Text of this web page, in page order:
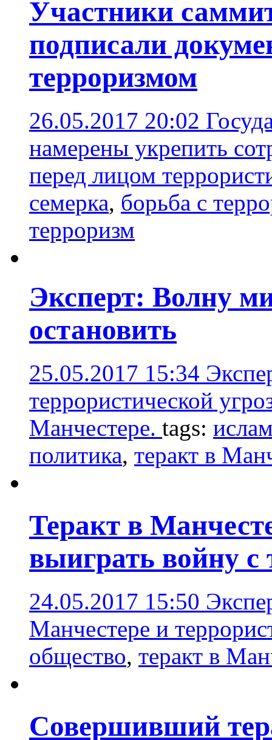
Участники
подписали
терроризмом
26.05.2017 20:02
намерены укрепить
перед лицом
семерка, борьба с
терроризм
Эксперт: Волну
остановить
25.05.2017 15:34
террористической
Манчестере. tags:
политика, теракт в
Теракт в
выиграть войну с
24.05.2017 15:50
Манчестере и
общество, теракт в
Совершивший